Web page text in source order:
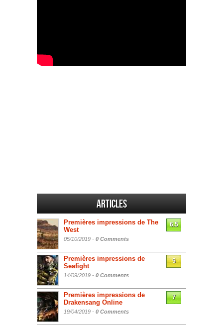
Articles
Premières impressions de The
West
05/10/2019 - 0 Comments
6.5
Premières impressions de
Seafight
14/09/2019 - 0 Comments
5
Premières impressions de
Drakensang Online
19/04/2019 - 0 Comments
7